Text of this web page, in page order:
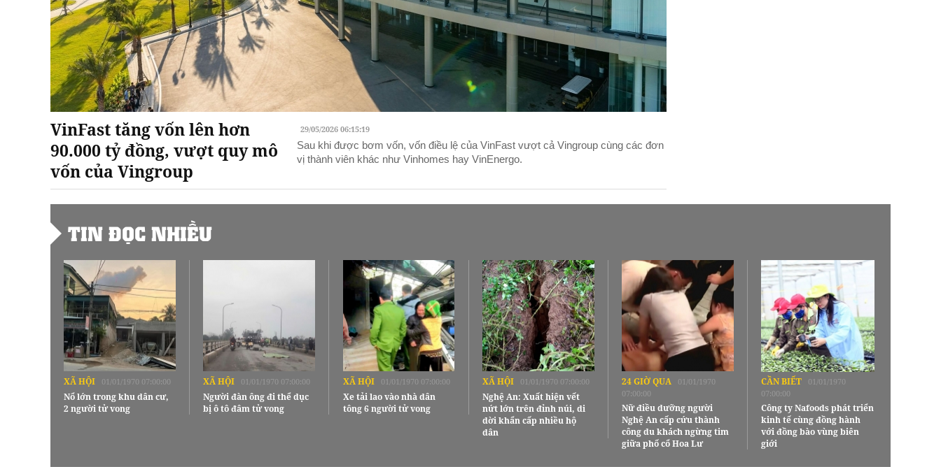
VinFast tăng vốn lên hơn
90.000 tỷ đồng, vượt quy mô
vốn của Vingroup
29/05/2026 06:15:19
Sau khi được bơm vốn, vốn điều lệ của VinFast vượt cả Vingroup cùng các đơn
vị thành viên khác như Vinhomes hay VinEnergo.
TIN ĐỌC NHIỀU
XÃ HỘI 01/01/1970 07:00:00
Nổ lớn trong khu dân cư,
2 người tử vong
XÃ HỘI 01/01/1970 07:00:00
Người đàn ông đi thể dục
bị ô tô đâm tử vong
XÃ HỘI 01/01/1970 07:00:00
Xe tải lao vào nhà dân
tông 6 người tử vong
XÃ HỘI 01/01/1970 07:00:00
Nghệ An: Xuất hiện vết
nứt lớn trên đỉnh núi, di
dời khẩn cấp nhiều hộ
dân
24 GIỜ QUA
01/01/1970
07:00:00
Nữ điều dưỡng người
Nghệ An cấp cứu thành
công du khách ngừng tim
giữa phố cổ Hoa Lư
CẦN BIẾT
01/01/1970
07:00:00
Công ty Nafoods phát triển
kinh tế cùng đồng hành
với đồng bào vùng biên
giới